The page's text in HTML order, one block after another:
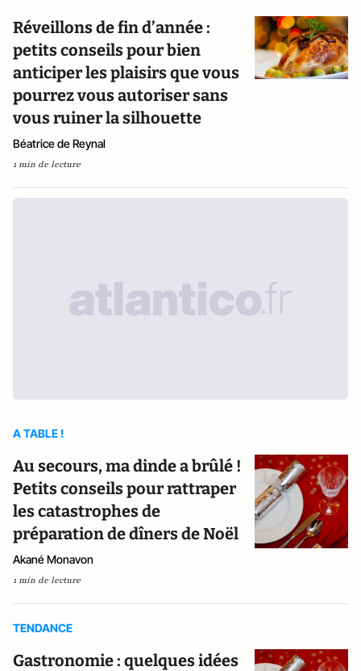
Réveillons de fin d’année :
petits conseils pour bien
anticiper les plaisirs que vous
pourrez vous autoriser sans
vous ruiner la silhouette
Béatrice de Reynal
1 min de lecture
A TABLE !
Au secours, ma dinde a brûlé !
Petits conseils pour rattraper
les catastrophes de
préparation de dîners de Noël
Akané Monavon
1 min de lecture
TENDANCE
Gastronomie : quelques idées